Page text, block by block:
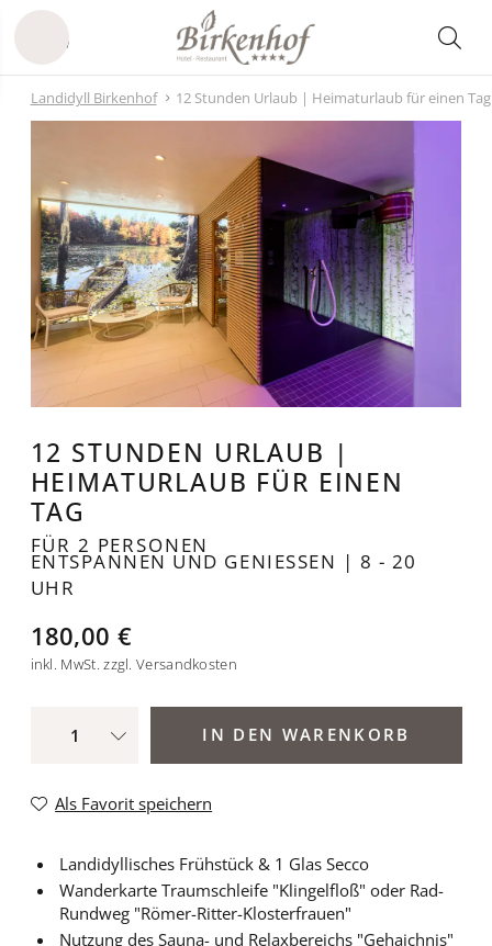
Landidyll Birkenhof 12 Stunden Urlaub | Heimaturlaub für einen Tag
12 STUNDEN URLAUB |
HEIMATURLAUB FÜR EINEN
TAG
FÜR 2 PERSONEN
ENTSPANNEN UND GENIESSEN | 8 - 20
UHR
180,00 €
inkl. MwSt. zzgl. Versandkosten
IN DEN WARENKORB
Als Favorit speichern
Landidyllisches Frühstück & 1 Glas Secco
Wanderkarte Traumschleife "Klingelfloß" oder Rad-
Rundweg "Römer-Ritter-Klosterfrauen"
Nutzung des Sauna- und Relaxbereichs "Gehaichnis"